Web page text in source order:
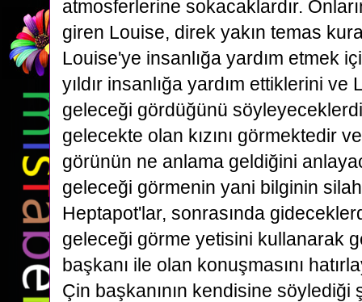
atmosferlerine sokacaklardır.
giren Louise, direk yakın temas
Louise'ye insanlığa yardım etmek
yıldır insanlığa yardım ettiklerini ve
geleceği gördüğünü
gelecekte olan kızını görmektedir
görünün ne anlama geldiğini
geleceği görmenin yani bilginin
Heptapot'lar, sonrasında
geleceği görme yetisini kullanarak
başkanı ile olan konuşmasını
Çin başkanının kendisine söylediği